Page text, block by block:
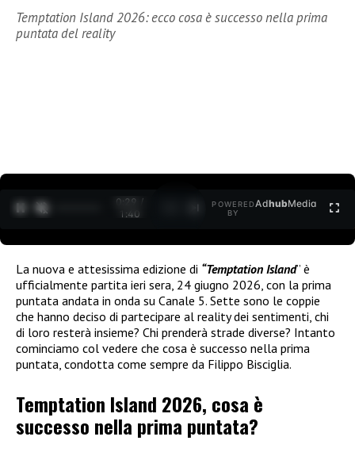
Temptation Island 2026: ecco cosa è successo nella prima
puntata del reality
0:30 /
1:40
POWERED
BY
AdhubMedia
La nuova e attesissima edizione di “Temptation Island” è
ufficialmente partita ieri sera, 24 giugno 2026, con la prima
puntata andata in onda su Canale 5. Sette sono le coppie
che hanno deciso di partecipare al reality dei sentimenti, chi
di loro resterà insieme? Chi prenderà strade diverse? Intanto
cominciamo col vedere che cosa è successo nella prima
puntata, condotta come sempre da Filippo Bisciglia.
Temptation Island 2026, cosa è
successo nella prima puntata?